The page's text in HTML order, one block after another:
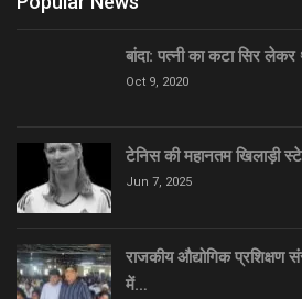
बांदा: पत्नी का कटा सिर लेकर
Oct 9, 2020
टेनिस की महानतम खिलाड़ी
Jun 7, 2025
राजकीय औद्योगिक
में…